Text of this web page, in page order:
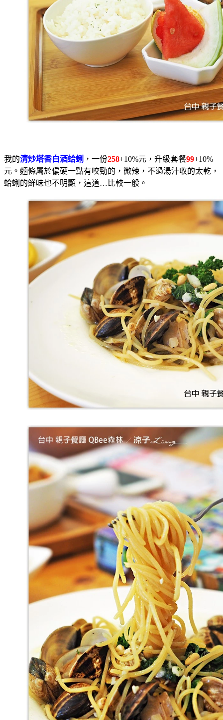
我的清炒塔香白酒蛤蜊 ，一份258+10%元，升級套餐99+10%
元。麵條屬於偏硬一點有咬勁的，微辣，不過湯汁收的太乾，
蛤蜊的鮮味也不明顯，這道…比較一般。